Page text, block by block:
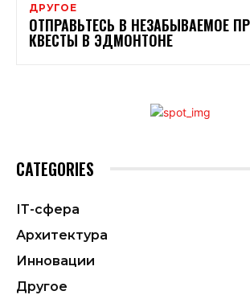
ДРУГОЕ
ОТПРАВЬТЕСЬ В НЕЗАБЫВАЕМОЕ
КВЕСТЫ В ЭДМОНТОНЕ
CATEGORIES
ІТ-сфера
Архитектура
Инновации
Другое